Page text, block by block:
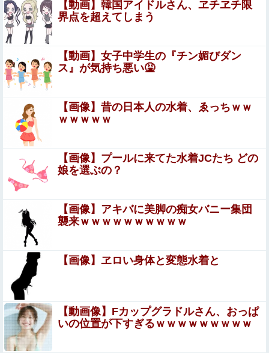
佐藤二朗さん、久しぶりの投稿「文◯砲より遥かに威力は
弱いが、僕の◯◯をお見舞いするので皆様、覚悟して頂き
たい」他
【動画】ロシア軍のドローンをネット発射装置で
撃墜するウクライナ。
【悲報】Z世代「求刑7年のジャンポケ斎藤は口封じに被害
者殺した方が量刑軽かっただろ」←1万いいね
ジャンポケ斉藤「同意があったんです。本当です。信じて
下さい」←何でこの主張が通らないの？
【動画】”別れさせ屋” のセ○クス、凄すぎるｗｗｗ そりゃ
肉便器に堕ちるわｗｗｗ
【芸能】元EXILE・黒木啓司、妻・宮崎麗果被告へのDV
撲、頸部損傷の怪我
台湾の女の子に名前と住所聞かれたから教えたらこうなる
ｗｗｗｗ
【画像】 女子バレー選手、ケツがデカすぎ警報ｗｗｗ
女子生徒「土下座しながらオ○ニーしろ！」⇒ 日本の男子
生徒への性的いじめ動画がエロすぎる
F1ドライバー達の夏休みは「みんな海だな」「南半球にス
キーしに行くやついねえのか」との意見
【動画】韓国アイドルさん、ヱチヱチ限
界点を超えてしまう
【動画】女子中学生の『チン媚びダン
ス』が気持ち悪い🤮
【画像】昔の日本人の水着、ゑっちｗｗ
ｗｗｗｗｗ
【画像】プールに来てた水着JCたち どの
娘を選ぶの？
【画像】アキバに美脚の痴女バニー集団
襲来ｗｗｗｗｗｗｗｗｗｗ
【画像】ヱロい身体と変態水着と
【動画像】Fカップグラドルさん、おっぱ
いの位置が下すぎるｗｗｗｗｗｗｗｗｗ